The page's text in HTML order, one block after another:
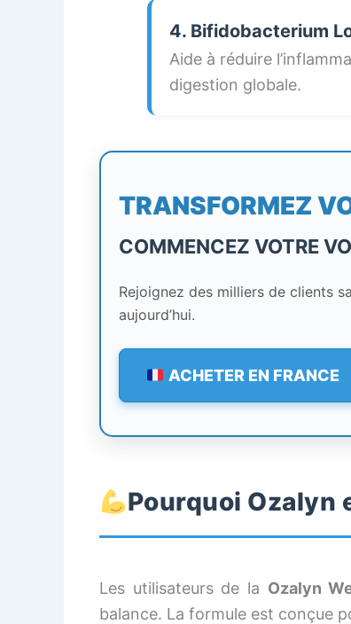
4. Bifidobacterium
Aide à réduire
digestion globale.
TRANSFORMEZ
COMMENCEZ VOTRE
Rejoignez des milliers de clients
aujourd’hui.
ACHETER EN FRANCE
Pourquoi Ozalyn
Les utilisateurs de la Ozalyn
balance. La formule est conçue